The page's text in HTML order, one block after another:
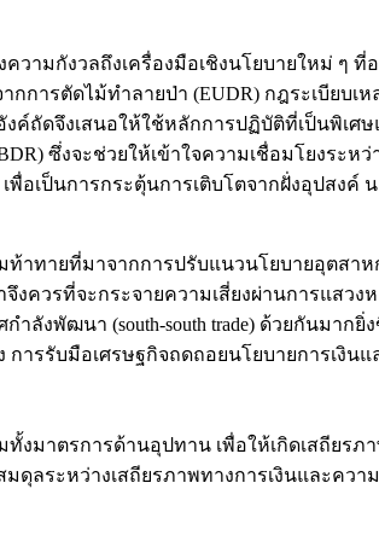
มกังวลถึงเครื่องมือเชิงนโยบายใหม่ ๆ ที่
ารตัดไม้ทำลายป่า (EUDR) กฎระเบียบเ
จึงเสนอให้ใช้หลักการปฏิบัติที่เป็นพิเศษแล
ซึ่งจะช่วยให้เข้าใจความเชื่อมโยง
อเป็นการกระตุ้นการเติบโตจากฝั่งอุปสง
ทายที่มาจากการปรับแนวนโยบายอุตสา
งควรที่จะกระจายความเสี่ยงผ่านการแส
พัฒนา (south-south trade) ด้วยกันมากยิ่
ารรับมือเศรษฐกิจถดถอยนโยบายการเงิน
มาตรการด้านอุปทาน เพื่อให้เกิดเสถียรภ
ลระหว่างเสถียรภาพทางการเงินและควา